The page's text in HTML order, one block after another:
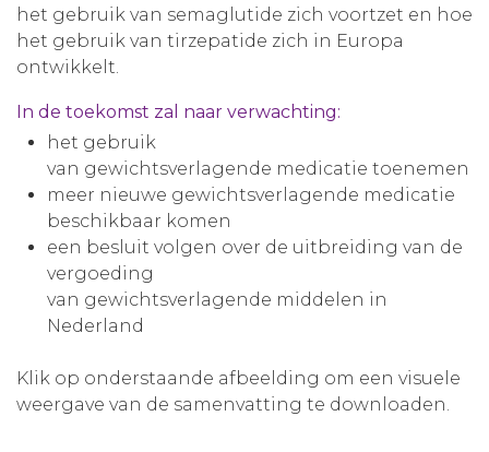
het gebruik van semaglutide zich voortzet en hoe
het gebruik van tirzepatide zich in Europa
ontwikkelt.
In de toekomst zal naar verwachting:
het gebruik
van gewichtsverlagende medicatie toenemen
meer nieuwe gewichtsverlagende medicatie
beschikbaar komen
een besluit volgen over de uitbreiding van de
vergoeding
van gewichtsverlagende middelen in
Nederland
Klik op onderstaande afbeelding om een visuele
weergave van de samenvatting te downloaden.